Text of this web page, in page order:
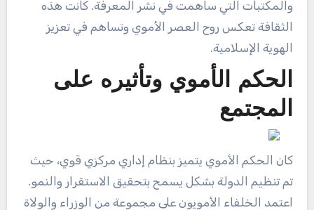
والمكتبات التي ساهمت في نشر المعرفة. كانت هذه
الثقافة تعكس روح العصر الأموي وتساهم في تعزيز
الهوية الإسلامية.
الحكم الأموي وتأثيره على
المجتمع
كان الحكم الأموي يتميز بنظام إداري مركزي قوي، حيث
تم تنظيم الدولة بشكل يسمح بتحقيق الاستقرار والنمو.
اعتمد الخلفاء الأمويون على مجموعة من الوزراء والولاة